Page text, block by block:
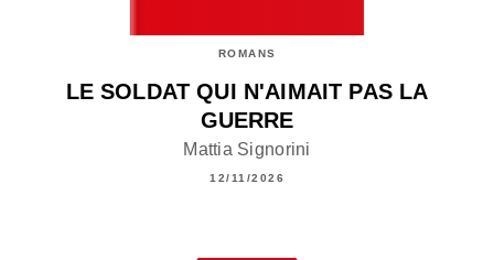
ROMANS
LE SOLDAT QUI N'AIMAIT PAS LA
GUERRE
Mattia Signorini
12/11/2026